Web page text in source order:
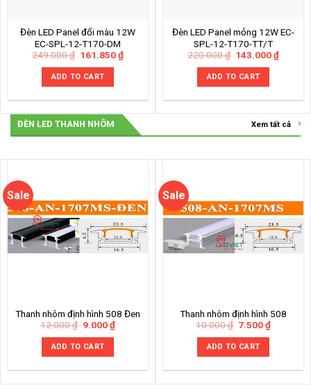
Đèn LED Panel đổi màu 12W
EC-SPL-12-T170-DM
249.000₫ Original
was:
249.000 ₫.
161.850₫Current
ADD TO CART
Đèn LED Panel mỏng 12W EC-
SPL-12-T170-TT/T
220.000₫ Original
was:
220.000 ₫.
143.000₫Current
ADD TO CART
ĐÈN LED THANH NHÔM Xem tất cả
Sale
Thanh nhôm định hình 508 Đen
12.000₫ Original
was:
12.000 ₫.
9.000₫Current
ADD TO CART
Sale
Thanh nhôm định hình 508
10.000₫ Original
was:
10.000 ₫.
7.500₫Current
ADD TO CART